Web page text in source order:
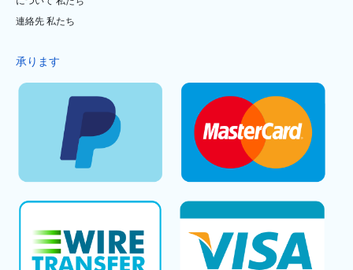
連絡先 私たち
承ります